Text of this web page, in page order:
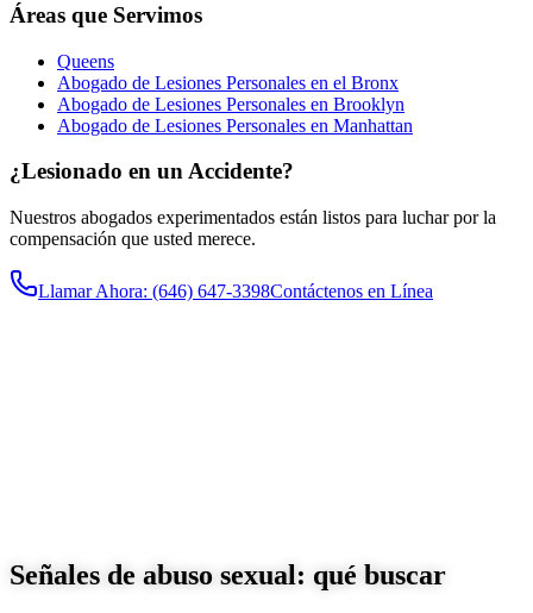
Áreas que Servimos
Queens
Abogado de Lesiones Personales en el Bronx
Abogado de Lesiones Personales en Brooklyn
Abogado de Lesiones Personales en Manhattan
¿Lesionado en un Accidente?
Nuestros abogados experimentados están listos para luchar por la
compensación que usted merece.
Llamar Ahora: (646) 647-3398Contáctenos en Línea
Señales de abuso sexual: qué buscar